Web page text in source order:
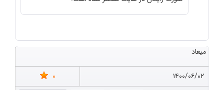
میعاد
۱۴۰۰/۰۶/۰۲
0